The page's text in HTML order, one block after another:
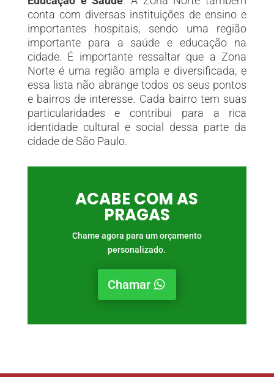
conta com diversas instituições de ensino e
importantes hospitais, sendo uma região
importante para a saúde e educação na
cidade. É importante ressaltar que a Zona
Norte é uma região ampla e diversificada, e
essa lista não abrange todos os seus pontos
e bairros de interesse. Cada bairro tem suas
particularidades e contribui para a rica
identidade cultural e social dessa parte da
cidade de São Paulo.
ACABE COM AS
PRAGAS
Chame agora para um orçamento
personalizado.
Chamar